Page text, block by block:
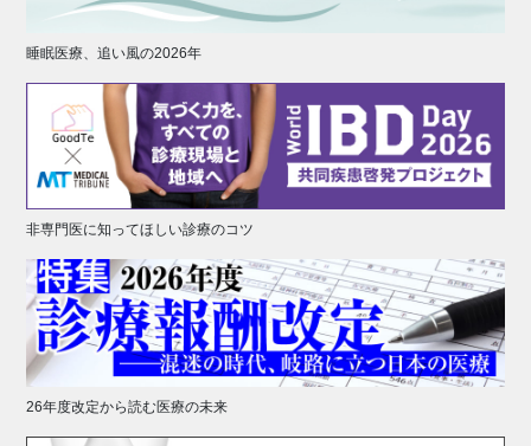
睡眠医療、追い風の2026年
非専門医に知ってほしい診療のコツ
26年度改定から読む医療の未来